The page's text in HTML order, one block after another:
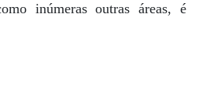
inúmeras outras áreas, é